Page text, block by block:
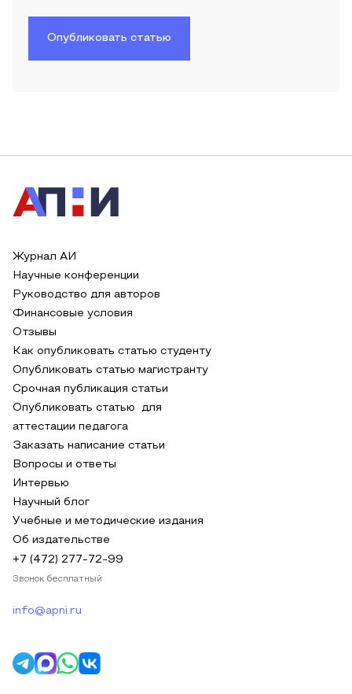
Опубликовать статью
Журнал АИ
Научные конференции
Руководство для авторов
Финансовые условия
Отзывы
Как опубликовать статью студенту
Опубликовать статью магистранту
Срочная публикация статьи
Опубликовать статью для
аттестации педагога
Заказать написание статьи
Вопросы и ответы
Интервью
Научный блог
Учебные и методические издания
Об издательстве
+7 (472) 277-72-99
Звонок бесплатный
info@apni.ru